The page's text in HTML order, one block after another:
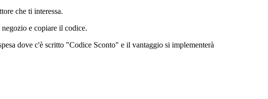
che ti interessa.
e copiare il codice.
dove c'è scritto "Codice Sconto" e il vantaggio si implementerà